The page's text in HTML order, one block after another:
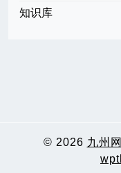
知识库
© 2026 九州网